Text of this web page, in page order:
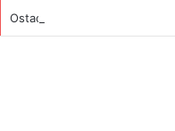
Ostaci vojnika Vermahta i